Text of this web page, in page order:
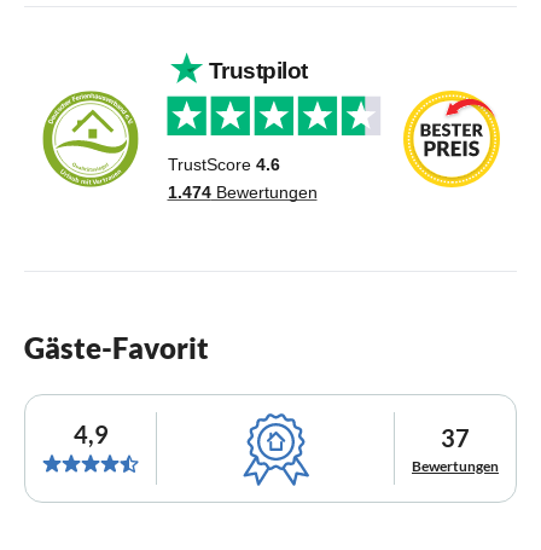
Gäste-Favorit
4,9 37
Bewertungen